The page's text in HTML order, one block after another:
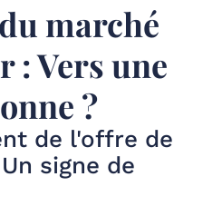
marché
: Vers une
?
de l'offre de
signe de